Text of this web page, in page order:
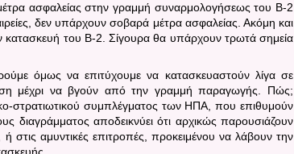
ασφαλείας στην γραμμή συναρμολογήσεως του B-2
δεν υπάρχουν σοβαρά μέτρα ασφαλείας. Ακόμη και
κατασκευή του B-2. Σίγουρα θα υπάρχουν τρωτά σημεία
όμως να επιτύχουμε να κατασκευαστούν λίγα σε
μέχρι να βγούν από την γραμμή παραγωγής. Πώς;
στρατιωτικού συμπλέγματος των ΗΠΑ, που επιθυμούν
διαγράμματος αποδεικνύει ότι αρχικώς παρουσιάζουν
αμυντικές επιτροπές, προκειμένου να λάβουν την